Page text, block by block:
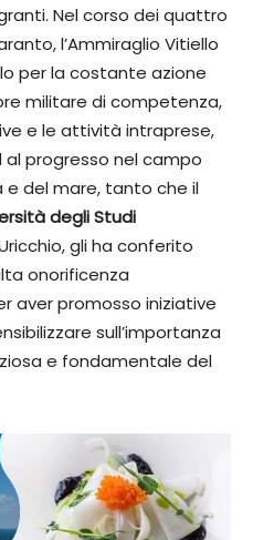
Nel corso dei quattro
l’Ammiraglio Vitiello
per la costante azione
militare di competenza,
e le attività intraprese,
progresso nel campo
e del mare, tanto che il
degli Studi
gli ha conferito
onorificenza
aver promosso iniziative
sull’importanza
e fondamentale del